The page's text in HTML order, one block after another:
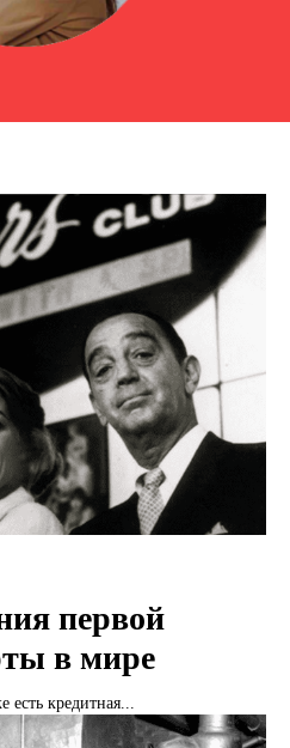
первой
в мире
есть кредитная...